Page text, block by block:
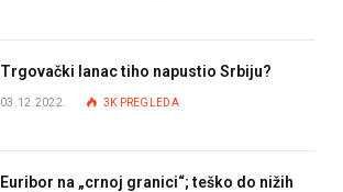
Trgovački lanac tiho napustio Srbiju?
03.12.2022. 3K PREGLEDA
Euribor na „crnoj granici“; teško do nižih